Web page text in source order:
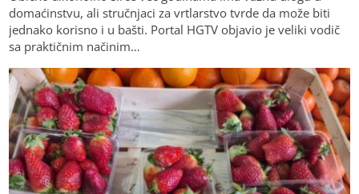
domaćinstvu, ali stručnjaci za vrtlarstvo tvrde da može biti
jednako korisno i u bašti. Portal HGTV objavio je veliki vodič
sa praktičnim načinim…